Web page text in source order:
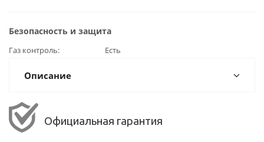
Безопасность и защита
Газ контроль Есть
Описание
Официальная гарантия